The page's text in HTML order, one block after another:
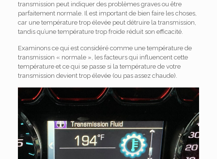
transmission peut indiquer des problèmes graves ou être
parfaitement normale. Il est important de bien faire les choses,
car une température trop élevée peut détruire la transmission,
tandis qu’une température trop froide réduit son efficacité.
Examinons ce qui est considéré comme une température de
transmission « normale », les facteurs qui influencent cette
température et ce qui se passe si la température de votre
transmission devient trop élevée (ou pas assez chaude).